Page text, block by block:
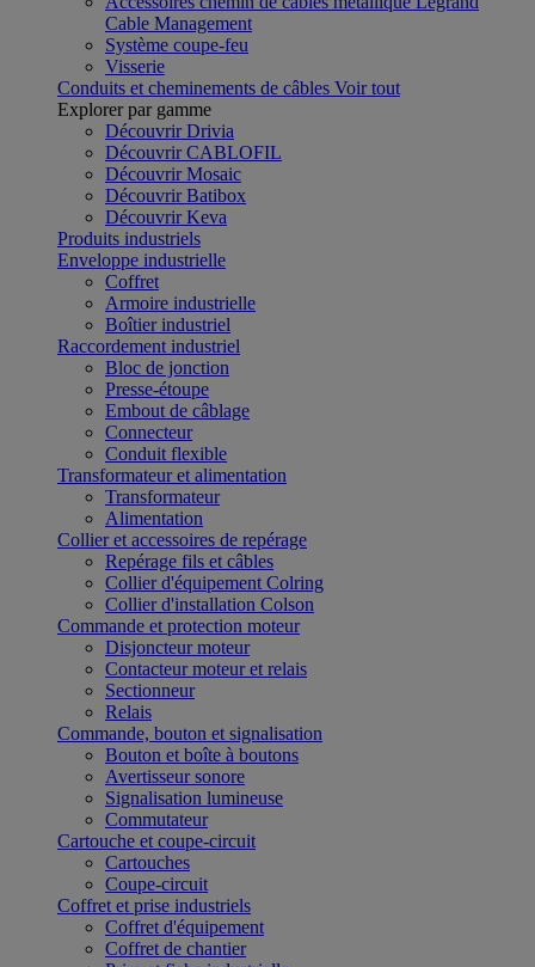
Cable Management
Système coupe-feu
Visserie
Conduits et cheminements de câbles Voir tout
Explorer par gamme
Découvrir Drivia
Découvrir CABLOFIL
Découvrir Mosaic
Découvrir Batibox
Découvrir Keva
Produits industriels
Enveloppe industrielle
Coffret
Armoire industrielle
Boîtier industriel
Raccordement industriel
Bloc de jonction
Presse-étoupe
Embout de câblage
Connecteur
Conduit flexible
Transformateur et alimentation
Transformateur
Alimentation
Collier et accessoires de repérage
Repérage fils et câbles
Collier d'équipement Colring
Collier d'installation Colson
Commande et protection moteur
Disjoncteur moteur
Contacteur moteur et relais
Sectionneur
Relais
Commande, bouton et signalisation
Bouton et boîte à boutons
Avertisseur sonore
Signalisation lumineuse
Commutateur
Cartouche et coupe-circuit
Cartouches
Coupe-circuit
Coffret et prise industriels
Coffret d'équipement
Coffret de chantier